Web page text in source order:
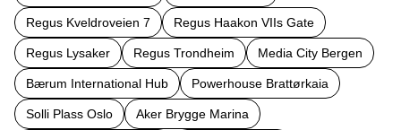
Regus Kveldroveien 7 Regus Haakon VIIs Gate
Regus Lysaker Regus Trondheim Media City Bergen
Bærum International Hub Powerhouse Brattørkaia
Solli Plass Oslo Aker Brygge Marina